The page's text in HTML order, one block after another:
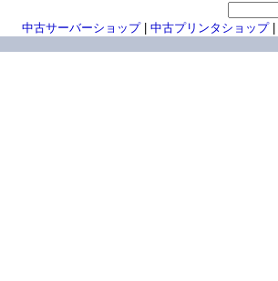
中古サーバーショップ| 中古プリンタショップ|